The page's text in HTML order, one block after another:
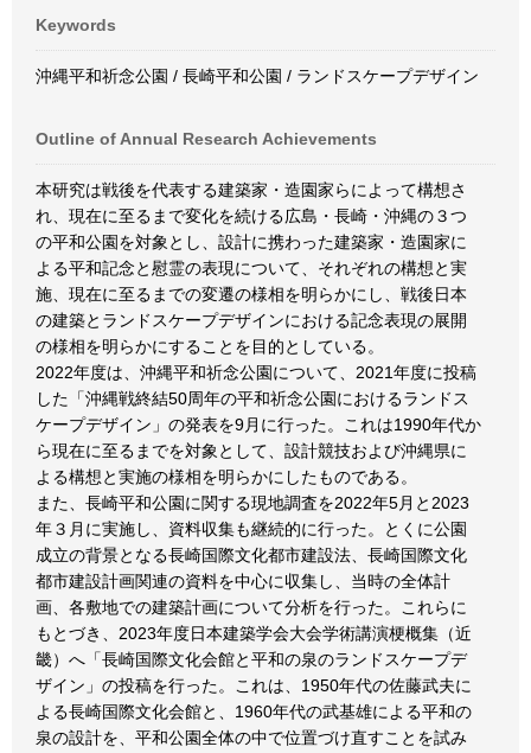
Keywords
沖縄平和祈念公園 / 長崎平和公園 / ランドスケープデザイン
Outline of Annual Research Achievements
本研究は戦後を代表する建築家・造園家らによって構想さ
れ、現在に至るまで変化を続ける広島・長崎・沖縄の３つ
の平和公園を対象とし、設計に携わった建築家・造園家に
よる平和記念と慰霊の表現について、それぞれの構想と実
施、現在に至るまでの変遷の様相を明らかにし、戦後日本
の建築とランドスケープデザインにおける記念表現の展開
の様相を明らかにすることを目的としている。
2022年度は、沖縄平和祈念公園について、2021年度に投稿
した「沖縄戦終結50周年の平和祈念公園におけるランドス
ケープデザイン」の発表を9月に行った。これは1990年代か
ら現在に至るまでを対象として、設計競技および沖縄県に
よる構想と実施の様相を明らかにしたものである。
また、長崎平和公園に関する現地調査を2022年5月と2023
年３月に実施し、資料収集も継続的に行った。とくに公園
成立の背景となる長崎国際文化都市建設法、長崎国際文化
都市建設計画関連の資料を中心に収集し、当時の全体計
画、各敷地での建築計画について分析を行った。これらに
もとづき、2023年度日本建築学会大会学術講演梗概集（近
畿）へ「長崎国際文化会館と平和の泉のランドスケープデ
ザイン」の投稿を行った。これは、1950年代の佐藤武夫に
よる長崎国際文化会館と、1960年代の武基雄による平和の
泉の設計を、平和公園全体の中で位置づけ直すことを試み